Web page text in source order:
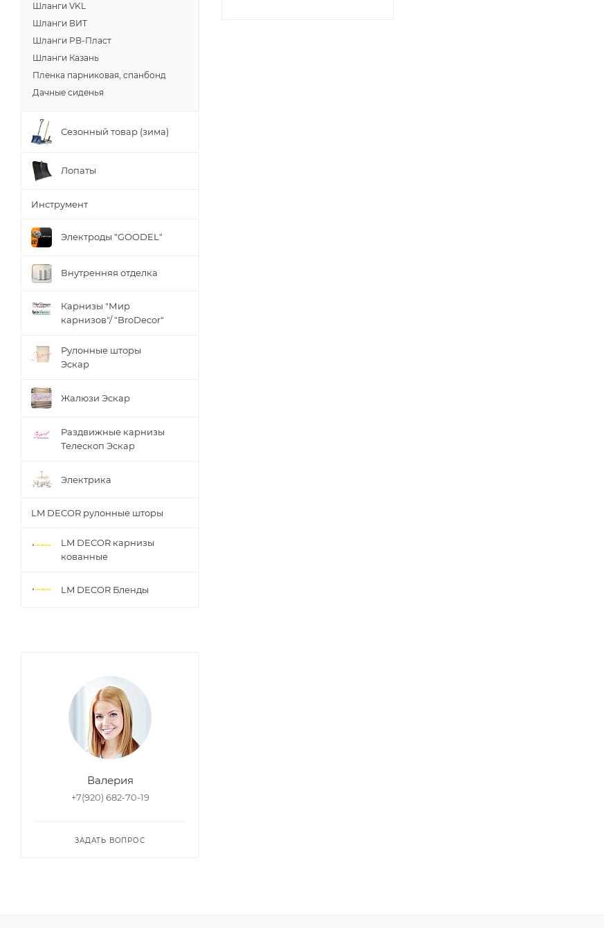
Шланги VKL
Шланги ВИТ
Шланги РВ-Пласт
Шланги Казань
Пленка парниковая, спанбонд
Дачные сиденья
Сезонный товар (зима)
Лопаты
Инструмент
Электроды "GOODEL"
Внутренняя отделка
Карнизы "Мир
карнизов"/ "BroDecor"
Рулонные шторы
Эскар
Жалюзи Эскар
Раздвижные карнизы
Телескоп Эскар
Электрика
LM DECOR рулонные шторы
LM DECOR карнизы
кованные
LM DECOR Бленды
Валерия
+7(920) 682-70-19
ЗАДАТЬ ВОПРОС